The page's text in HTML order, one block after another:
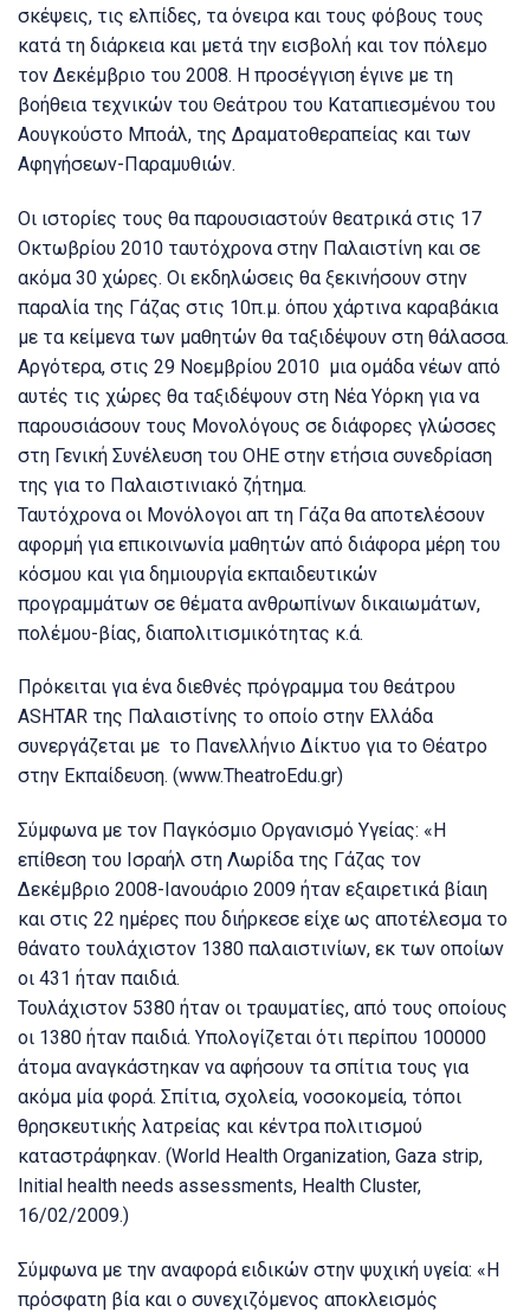
σκέψεις, τις ελπίδες, τα όνειρα και τους φόβους τους
κατά τη διάρκεια και μετά την εισβολή και τον πόλεμο
τον Δεκέμβριο του 2008. Η προσέγγιση έγινε με τη
βοήθεια τεχνικών του Θεάτρου του Καταπιεσμένου του
Αουγκούστο Μποάλ, της Δραματοθεραπείας και των
Αφηγήσεων-Παραμυθιών.
Οι ιστορίες τους θα παρουσιαστούν θεατρικά στις 17
Οκτωβρίου 2010 ταυτόχρονα στην Παλαιστίνη και σε
ακόμα 30 χώρες. Οι εκδηλώσεις θα ξεκινήσουν στην
παραλία της Γάζας στις 10π.μ. όπου χάρτινα καραβάκια
με τα κείμενα των μαθητών θα ταξιδέψουν στη θάλασσα.
Αργότερα, στις 29 Νοεμβρίου 2010 μια ομάδα νέων από
αυτές τις χώρες θα ταξιδέψουν στη Νέα Υόρκη για να
παρουσιάσουν τους Μονολόγους σε διάφορες γλώσσες
στη Γενική Συνέλευση του ΟΗΕ στην ετήσια συνεδρίαση
της για το Παλαιστινιακό ζήτημα.
Ταυτόχρονα οι Μονόλογοι απ τη Γάζα θα αποτελέσουν
αφορμή για επικοινωνία μαθητών από διάφορα μέρη του
κόσμου και για δημιουργία εκπαιδευτικών
προγραμμάτων σε θέματα ανθρωπίνων δικαιωμάτων,
πολέμου-βίας, διαπολιτισμικότητας κ.ά.
Πρόκειται για ένα διεθνές πρόγραμμα του θεάτρου
ASHTAR της Παλαιστίνης το οποίο στην Ελλάδα
συνεργάζεται με το Πανελλήνιο Δίκτυο για το Θέατρο
στην Εκπαίδευση. (www.TheatroEdu.gr)
Σύμφωνα με τον Παγκόσμιο Οργανισμό Υγείας: «Η
επίθεση του Ισραήλ στη Λωρίδα της Γάζας τον
Δεκέμβριο 2008-Ιανουάριο 2009 ήταν εξαιρετικά βίαιη
και στις 22 ημέρες που διήρκεσε είχε ως αποτέλεσμα το
θάνατο τουλάχιστον 1380 παλαιστινίων, εκ των οποίων
οι 431 ήταν παιδιά.
Τουλάχιστον 5380 ήταν οι τραυματίες, από τους οποίους
οι 1380 ήταν παιδιά. Υπολογίζεται ότι περίπου 100000
άτομα αναγκάστηκαν να αφήσουν τα σπίτια τους για
ακόμα μία φορά. Σπίτια, σχολεία, νοσοκομεία, τόποι
θρησκευτικής λατρείας και κέντρα πολιτισμού
καταστράφηκαν. (World Health Organization, Gaza strip,
Initial health needs assessments, Health Cluster,
16/02/2009.)
Σύμφωνα με την αναφορά ειδικών στην ψυχική υγεία: «Η
πρόσφατη βία και ο συνεχιζόμενος αποκλεισμός